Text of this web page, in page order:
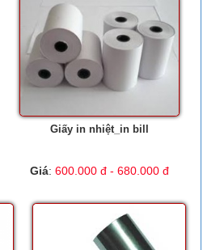
Giấy in nhiệt_in bill
Giá: 600.000 đ - 680.000 đ